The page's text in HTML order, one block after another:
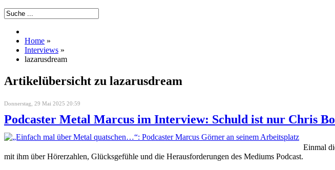
Home »
Interviews »
lazarusdream
Artikelübersicht zu lazarusdream
Donnerstag, 29 Mai 2025 20:59
Podcaster Metal Marcus im Interview: Schuld ist nur Chris
Einmal
mit ihm über Hörerzahlen, Glücksgefühle und die Herausforderungen des Mediums Podcast.